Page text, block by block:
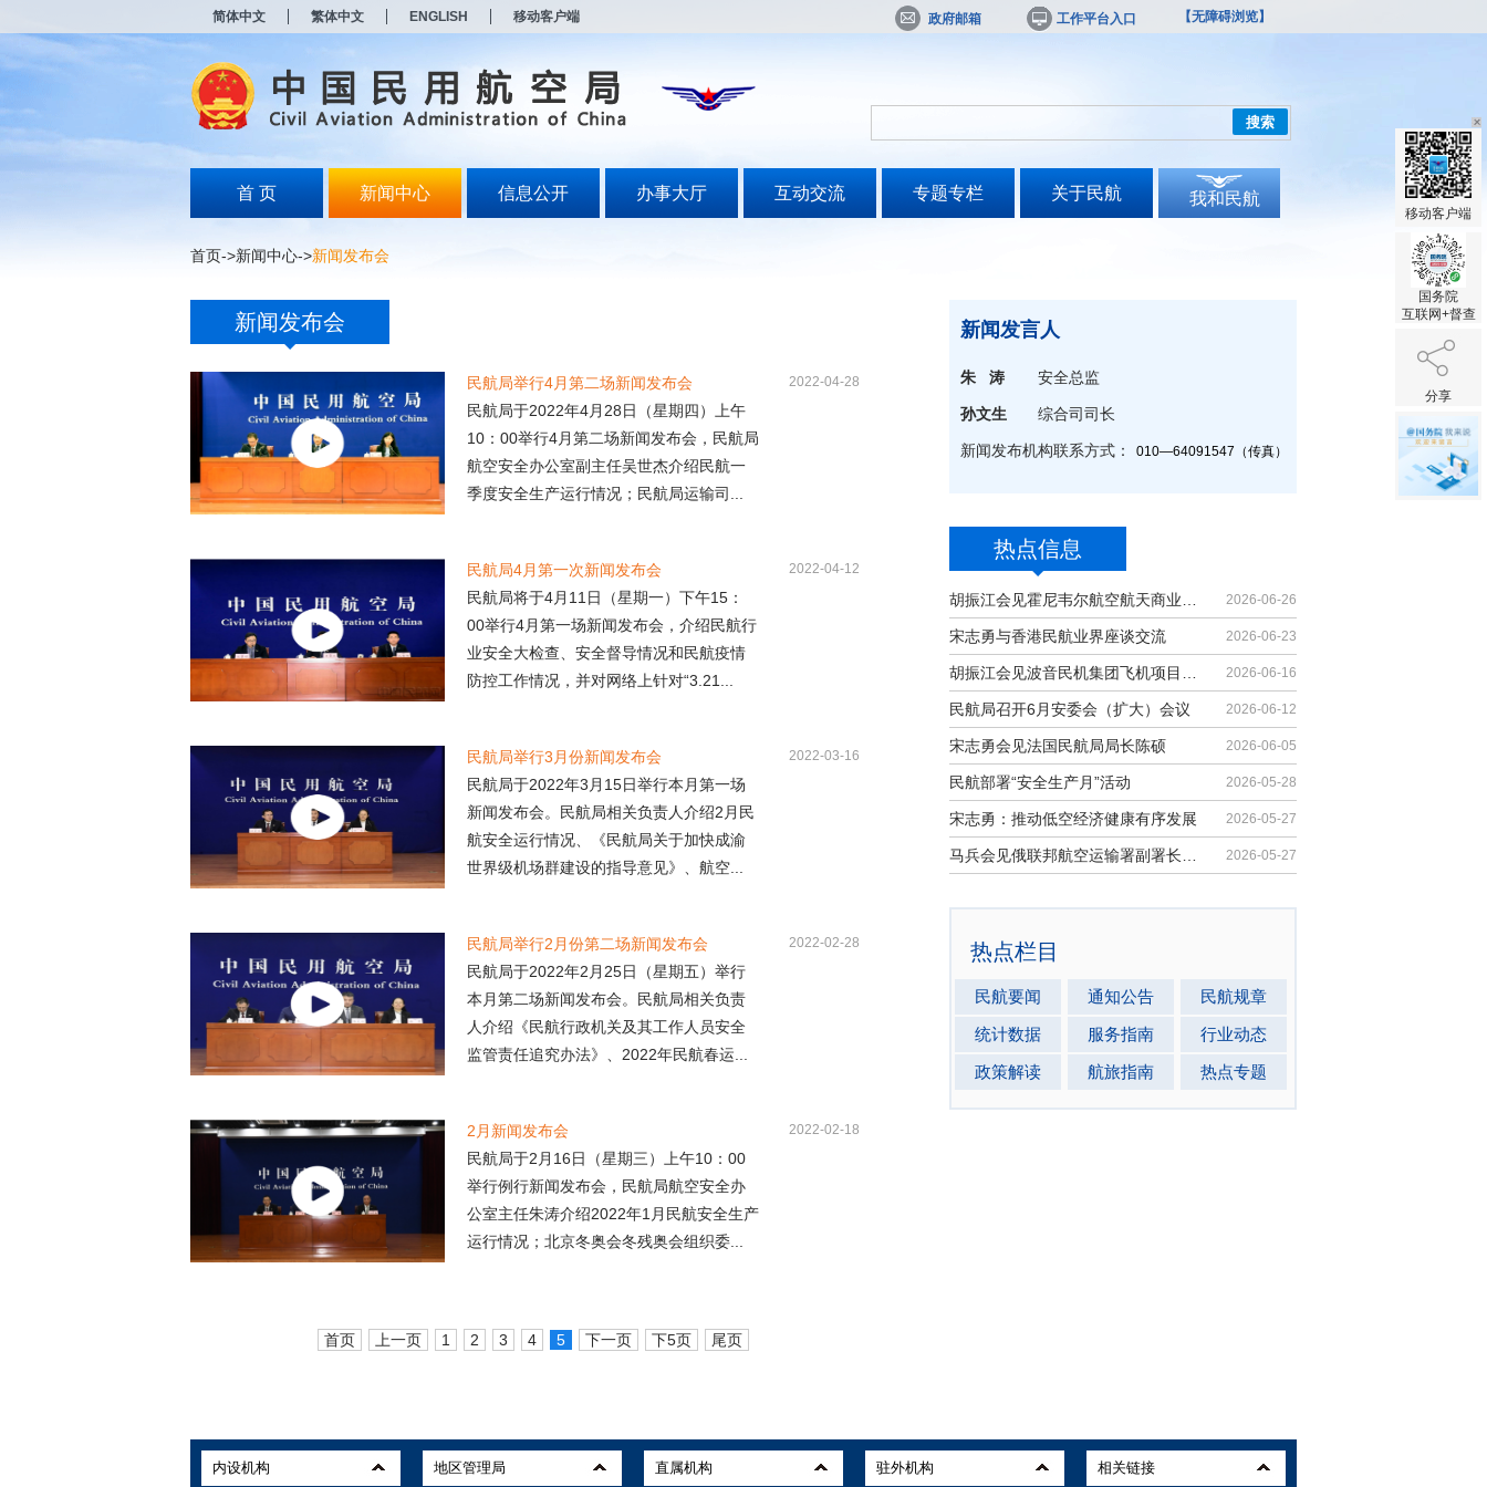
简体中文 繁体中文 ENGLISH 移动客户端 政府邮箱 工作平台入口 【无障碍浏览】
搜索
首 页 新闻中心 信息公开 办事大厅 互动交流 专题专栏 关于民航 我和民航
首页->新闻中心->新闻发布会
新闻发言人
朱 涛 安全总监
孙文生 综合司司长
新闻发布机构联系方式： 010—64091547（传真）
热点信息
2026-06-26
宋志勇与香港民航业界座谈交流 2026-06-23
2026-06-16
民航局召开6月安委会（扩大）会议 2026-06-12
宋志勇会见法国民航局局长陈硕 2026-06-05
民航部署“安全生产月”活动 2026-05-28
宋志勇：推动低空经济健康有序发展 2026-05-27
2026-05-27
热点栏目
民航要闻 通知公告
民航规章
统计数据
服务指南
行业动态
政策解读
航旅指南 热点专题
新闻发布会
民航局举行4月第二场新闻发布会
民航局于2022年4月28日（星期四）上午
10：00举行4月第二场新闻发布会，民航局
航空安全办公室副主任吴世杰介绍民航一
季度安全生产运行情况；民航局运输司...
2022-04-28
民航局4月第一次新闻发布会
民航局将于4月11日（星期一）下午15：
00举行4月第一场新闻发布会，介绍民航行
业安全大检查、安全督导情况和民航疫情
防控工作情况，并对网络上针对“3.21...
2022-04-12
民航局举行3月份新闻发布会
民航局于2022年3月15日举行本月第一场
新闻发布会。民航局相关负责人介绍2月民
航安全运行情况、《民航局关于加快成渝
世界级机场群建设的指导意见》、航空...
2022-03-16
民航局举行2月份第二场新闻发布会
民航局于2022年2月25日（星期五）举行
本月第二场新闻发布会。民航局相关负责
人介绍《民航行政机关及其工作人员安全
监管责任追究办法》、2022年民航春运...
2022-02-28
2月新闻发布会
民航局于2月16日（星期三）上午10：00
举行例行新闻发布会，民航局航空安全办
公室主任朱涛介绍2022年1月民航安全生产
运行情况；北京冬奥会冬残奥会组织委...
2022-02-18
首页 上一页 1 2 3 4 5 下一页 下5页 尾页
移动客户端
国务院
互联网+督查
分享
打
无
障